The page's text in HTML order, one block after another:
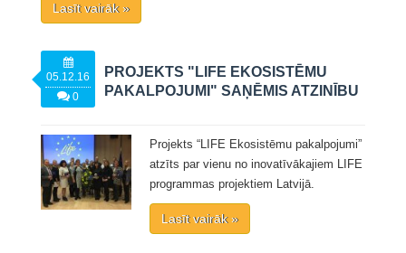
Lasīt vairāk »
05.12.16
0
PROJEKTS "LIFE EKOSISTĒMU
PAKALPOJUMI" SAŅĒMIS ATZINĪBU
Projekts “LIFE Ekosistēmu pakalpojumi”
atzīts par vienu no inovatīvākajiem LIFE
programmas projektiem Latvijā.
Lasīt vairāk »